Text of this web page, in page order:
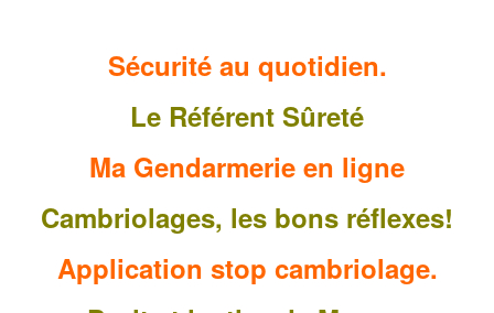
Sécurité au quotidien.
Le Référent Sûreté
Ma Gendarmerie en ligne
Cambriolages, les bons réflexes!
Application stop cambriolage.